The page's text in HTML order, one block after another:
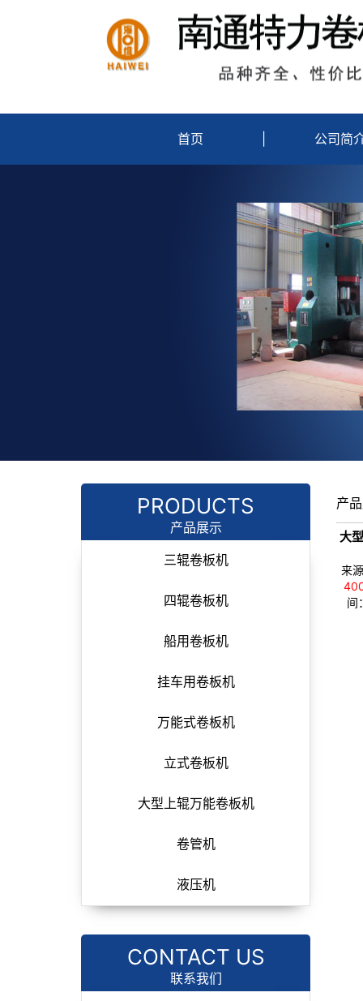
首页 公司简
PRODUCTS
产品展示
三辊卷板机
四辊卷板机
船用卷板机
挂车用卷板机
万能式卷板机
立式卷板机
大型上辊万能卷板机
卷管机
液压机
CONTACT US
联系我们
产
大
来
间